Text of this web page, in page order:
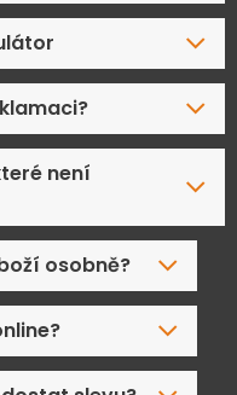
není
osobně?